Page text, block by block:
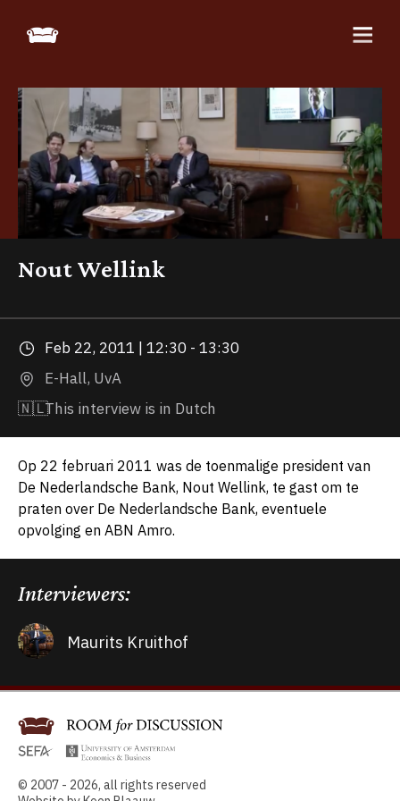
Nout Wellink
Feb 22, 2011 | 12:30 - 13:30
E-Hall, UvA
🇳🇱This interview is in Dutch
Op 22 februari 2011 was de toenmalige president van
De Nederlandsche Bank, Nout Wellink, te gast om te
praten over De Nederlandsche Bank, eventuele
opvolging en ABN Amro.
Interviewers:
Maurits Kruithof
© 2007 - 2026, all rights reserved